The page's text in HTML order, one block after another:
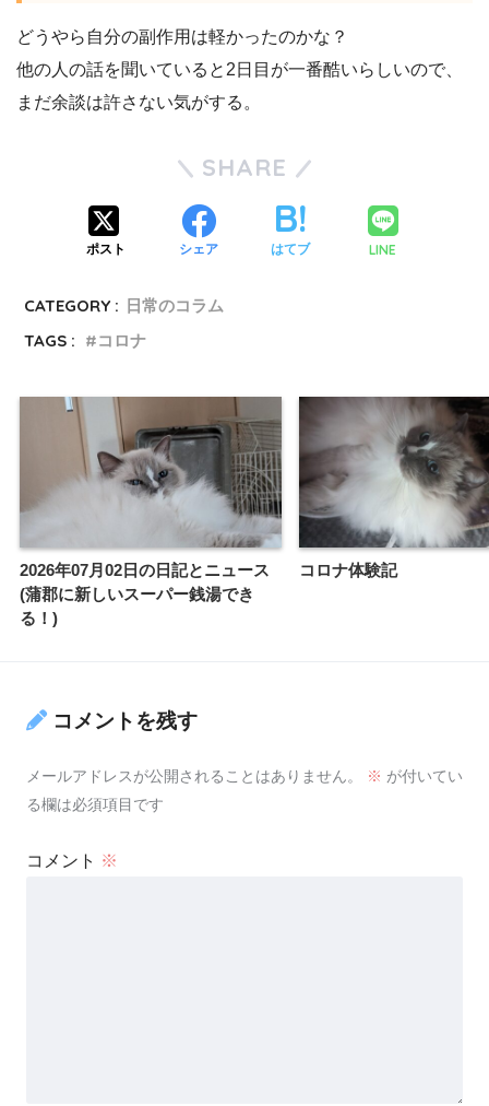
どうやら自分の副作用は軽かったのかな？
他の人の話を聞いていると2日目が一番酷いらしいので、
まだ余談は許さない気がする。
SHARE
ポスト シェア はてブ LINE
CATEGORY : 日常のコラム
TAGS :
コロナ
2026年07月02日の日記とニュース
(蒲郡に新しいスーパー銭湯でき
る！)
コロナ体験記
コメントを残す
メールアドレスが公開されることはありません。 ※ が付いてい
る欄は必須項目です
コメント ※